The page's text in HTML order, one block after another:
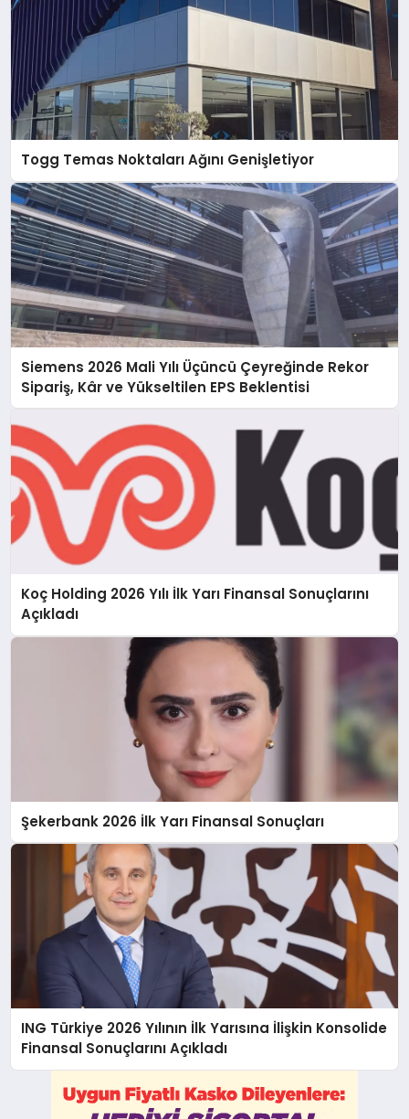
Togg Temas Noktaları Ağını Genişletiyor
Siemens 2026 Mali Yılı Üçüncü Çeyreğinde Rekor
Sipariş, Kâr ve Yükseltilen EPS Beklentisi
Koç Holding 2026 Yılı İlk Yarı Finansal Sonuçlarını
Açıkladı
Şekerbank 2026 İlk Yarı Finansal Sonuçları
ING Türkiye 2026 Yılının İlk Yarısına İlişkin Konsolide
Finansal Sonuçlarını Açıkladı